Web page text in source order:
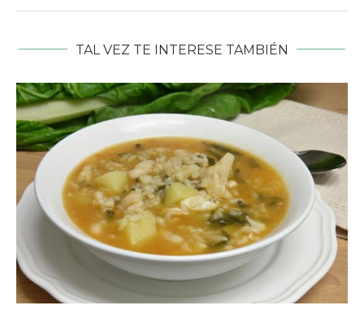
TAL VEZ TE INTERESE TAMBIÉN